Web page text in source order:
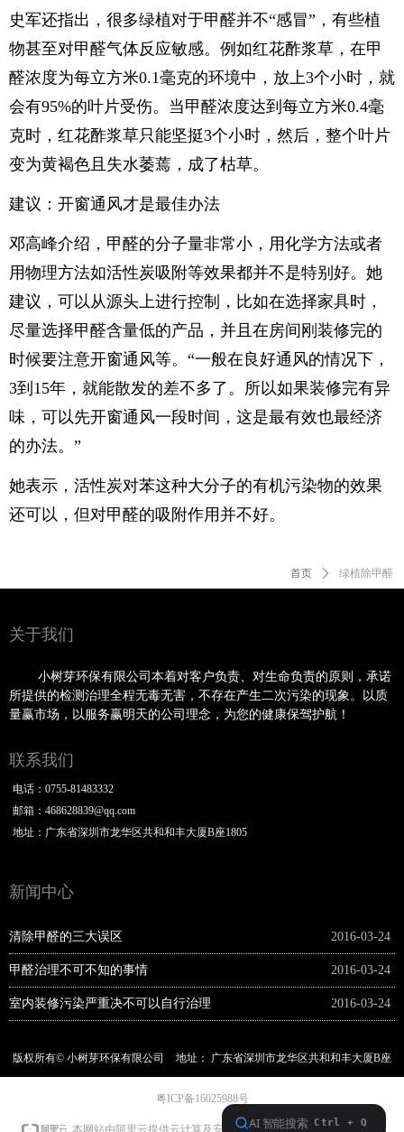
史军还指出，很多绿植对于甲醛并不“感冒”，有些植
物甚至对甲醛气体反应敏感。例如红花酢浆草，在甲
醛浓度为每立方米0.1毫克的环境中，放上3个小时，就
会有95%的叶片受伤。当甲醛浓度达到每立方米0.4毫
克时，红花酢浆草只能坚挺3个小时，然后，整个叶片
变为黄褐色且失水萎蔫，成了枯草。
建议：开窗通风才是最佳办法
邓高峰介绍，甲醛的分子量非常小，用化学方法或者
用物理方法如活性炭吸附等效果都并不是特别好。她
建议，可以从源头上进行控制，比如在选择家具时，
尽量选择甲醛含量低的产品，并且在房间刚装修完的
时候要注意开窗通风等。“一般在良好通风的情况下，
3到15年，就能散发的差不多了。所以如果装修完有异
味，可以先开窗通风一段时间，这是最有效也最经济
的办法。”
她表示，活性炭对苯这种大分子的有机污染物的效果
还可以，但对甲醛的吸附作用并不好。
首页 ꄲ 绿植除甲醛
关于我们
小树芽环保有限公司本着对客户负责、对生命负责的原则，承诺
所提供的检测治理全程无毒无害，不存在产生二次污染的现象。以质
量赢市场，以服务赢明天的公司理念，为您的健康保驾护航！
电话： 0755-81483332
邮箱： 468628839@qq.com
地址： 广东省深圳市龙华区共和和丰大厦B座1805
联系我们
版权所有© 小树芽环保有限公司 地址：
广东省深圳市龙华区共和和丰大厦B座
1805
电话： 0755-81483332
新闻中心
2016-03-24
清除甲醛的三大误区
2016-03-24
甲醛治理不可不知的事情
2016-03-24
室内装修污染严重决不可以自行治理
粤ICP备16025988号
本网站由阿里云提供云计算及安全服务 本网站支持 IPv6